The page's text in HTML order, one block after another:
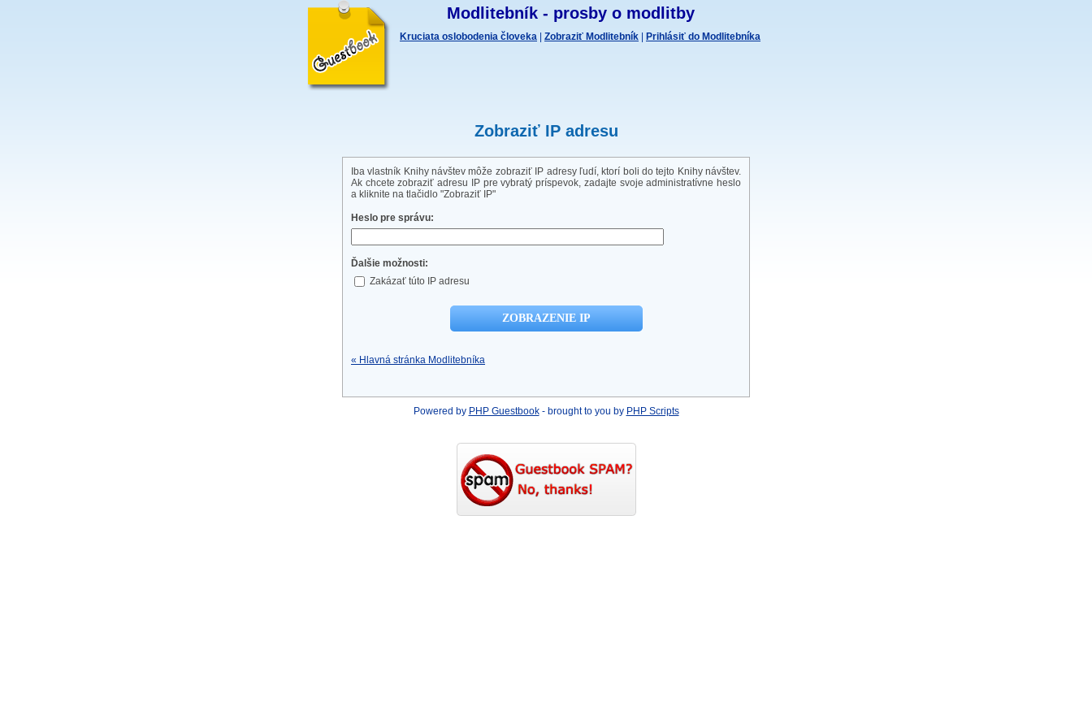
Modlitebník - prosby o modlitby
Kruciata oslobodenia človeka Zobraziť Modlitebník Prihlásiť do Modlitebníka
Zobraziť IP adresu
Iba vlastník Knihy návštev môže zobraziť IP adresy ľudí, ktorí boli do tejto Knihy návštev.
Ak chcete zobraziť adresu IP pre vybratý príspevok, zadajte svoje administratívne heslo
a kliknite na tlačidlo "Zobraziť IP"
Heslo pre správu:
Ďalšie možnosti:
Zakázať túto IP adresu
« Hlavná stránka Modlitebníka
Powered by PHP Guestbook- brought to you by PHP Scripts